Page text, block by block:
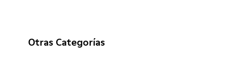
Otras Categorías